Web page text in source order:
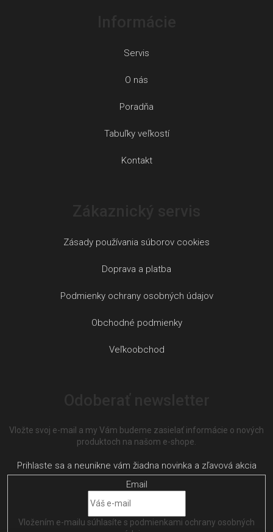
Servis
O nás
Poradňa
Tabuľky veľkostí
Kontakt
Zásady používania súborov cookies
Doprava a platba
Podmienky ochrany osobných údajov
Obchodné podmienky
Veľkoobchod
Vložte svoj e-mail a my Vám budeme zasielať informácie o nových
produktoch na našom e-shope.
Email
Vložením e-mailu súhlasíte s podmienkami ochrany osobných